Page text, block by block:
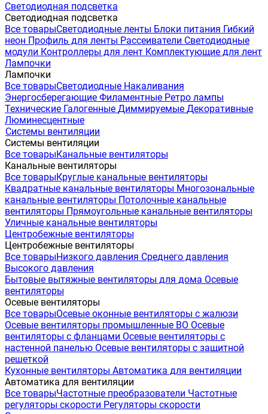
Светодиодная подсветка
Светодиодная подсветка
Все товарыСветодиодные ленты Блоки питания Гибкий
неон Профиль для ленты Рассеиватели Светодиодные
модули Контроллеры для лент Комплектующие для лент
Лампочки
Лампочки
Все товарыСветодиодные Накаливания
Энергосберегающие Филаментные Ретро лампы
Технические Галогенные Диммируемые Декоративные
Люминесцентные
Системы вентиляции
Системы вентиляции
Все товарыКанальные вентиляторы
Канальные вентиляторы
Все товарыКруглые канальные вентиляторы
Квадратные канальные вентиляторы Многозональные
канальные вентиляторы Потолочные канальные
вентиляторы Прямоугольные канальные вентиляторы
Уличные канальные вентиляторы
Центробежные вентиляторы
Центробежные вентиляторы
Все товарыНизкого давления Среднего давления
Высокого давления
Бытовые вытяжные вентиляторы для дома Осевые
вентиляторы
Осевые вентиляторы
Все товарыОсевые оконные вентиляторы с жалюзи
Осевые вентиляторы промышленные ВО Осевые
вентиляторы с фланцами Осевые вентиляторы с
настенной панелью Осевые вентиляторы с защитной
решеткой
Кухонные вентиляторы Автоматика для вентиляции
Автоматика для вентиляции
Все товарыЧастотные преобразователи Частотные
регуляторы скорости Регуляторы скорости